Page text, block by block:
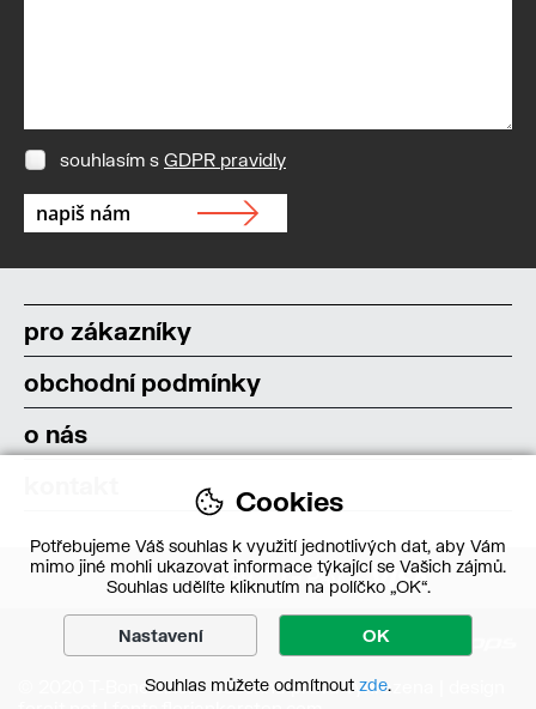
souhlasím s GDPR pravidly
pro zákazníky
obchodní podmínky
o nás
© 2020 T-Bone s.r.o. – Všechna práva vyhrazena | design
Cookies
Potřebujeme Váš souhlas k využití jednotlivých dat, aby Vám
mimo jiné mohli ukazovat informace týkající se Vašich zájmů.
Souhlas udělíte kliknutím na políčko „OK“.
Nastavení OK
Souhlas můžete odmítnout zde.